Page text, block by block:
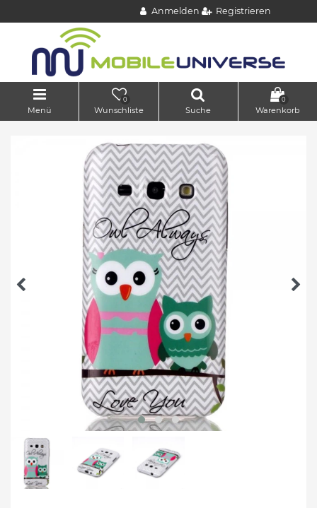
Anmelden Registrieren
Menü
0
Wunschliste Suche
0
Warenkorb